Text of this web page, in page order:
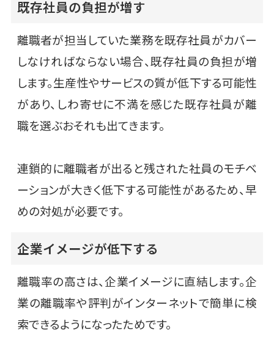
既存社員の負担が増す
離職者が担当していた業務を既存社員がカバー
しなければならない場合、既存社員の負担が増
します。生産性やサービスの質が低下する可能性
があり、しわ寄せに不満を感じた既存社員が離
職を選ぶおそれも出てきます。
連鎖的に離職者が出ると残された社員のモチベ
ーションが大きく低下する可能性があるため、早
めの対処が必要です。
企業イメージが低下する
離職率の高さは、企業イメージに直結します。企
業の離職率や評判がインターネットで簡単に検
索できるようになったためです。